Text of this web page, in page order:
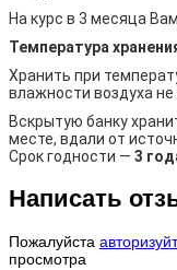
На курс в 3 месяца
Температура
Хранить при
влажности воздуха не
Вскрытую банку
месте, вдали от
Срок годности — 3
Написать
Пожалуйста
просмотра